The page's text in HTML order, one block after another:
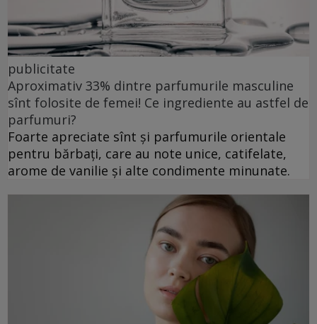
publicitate
Aproximativ 33% dintre parfumurile masculine
sînt folosite de femei! Ce ingrediente au astfel de
parfumuri?
Foarte apreciate sînt și parfumurile orientale
pentru bărbați, care au note unice, catifelate,
arome de vanilie și alte condimente minunate.